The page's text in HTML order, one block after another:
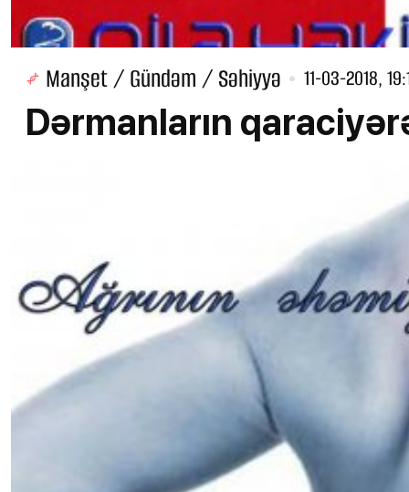
Manşet / Gündəm / Səhiyyə 11-03-2018,
Dərmanların